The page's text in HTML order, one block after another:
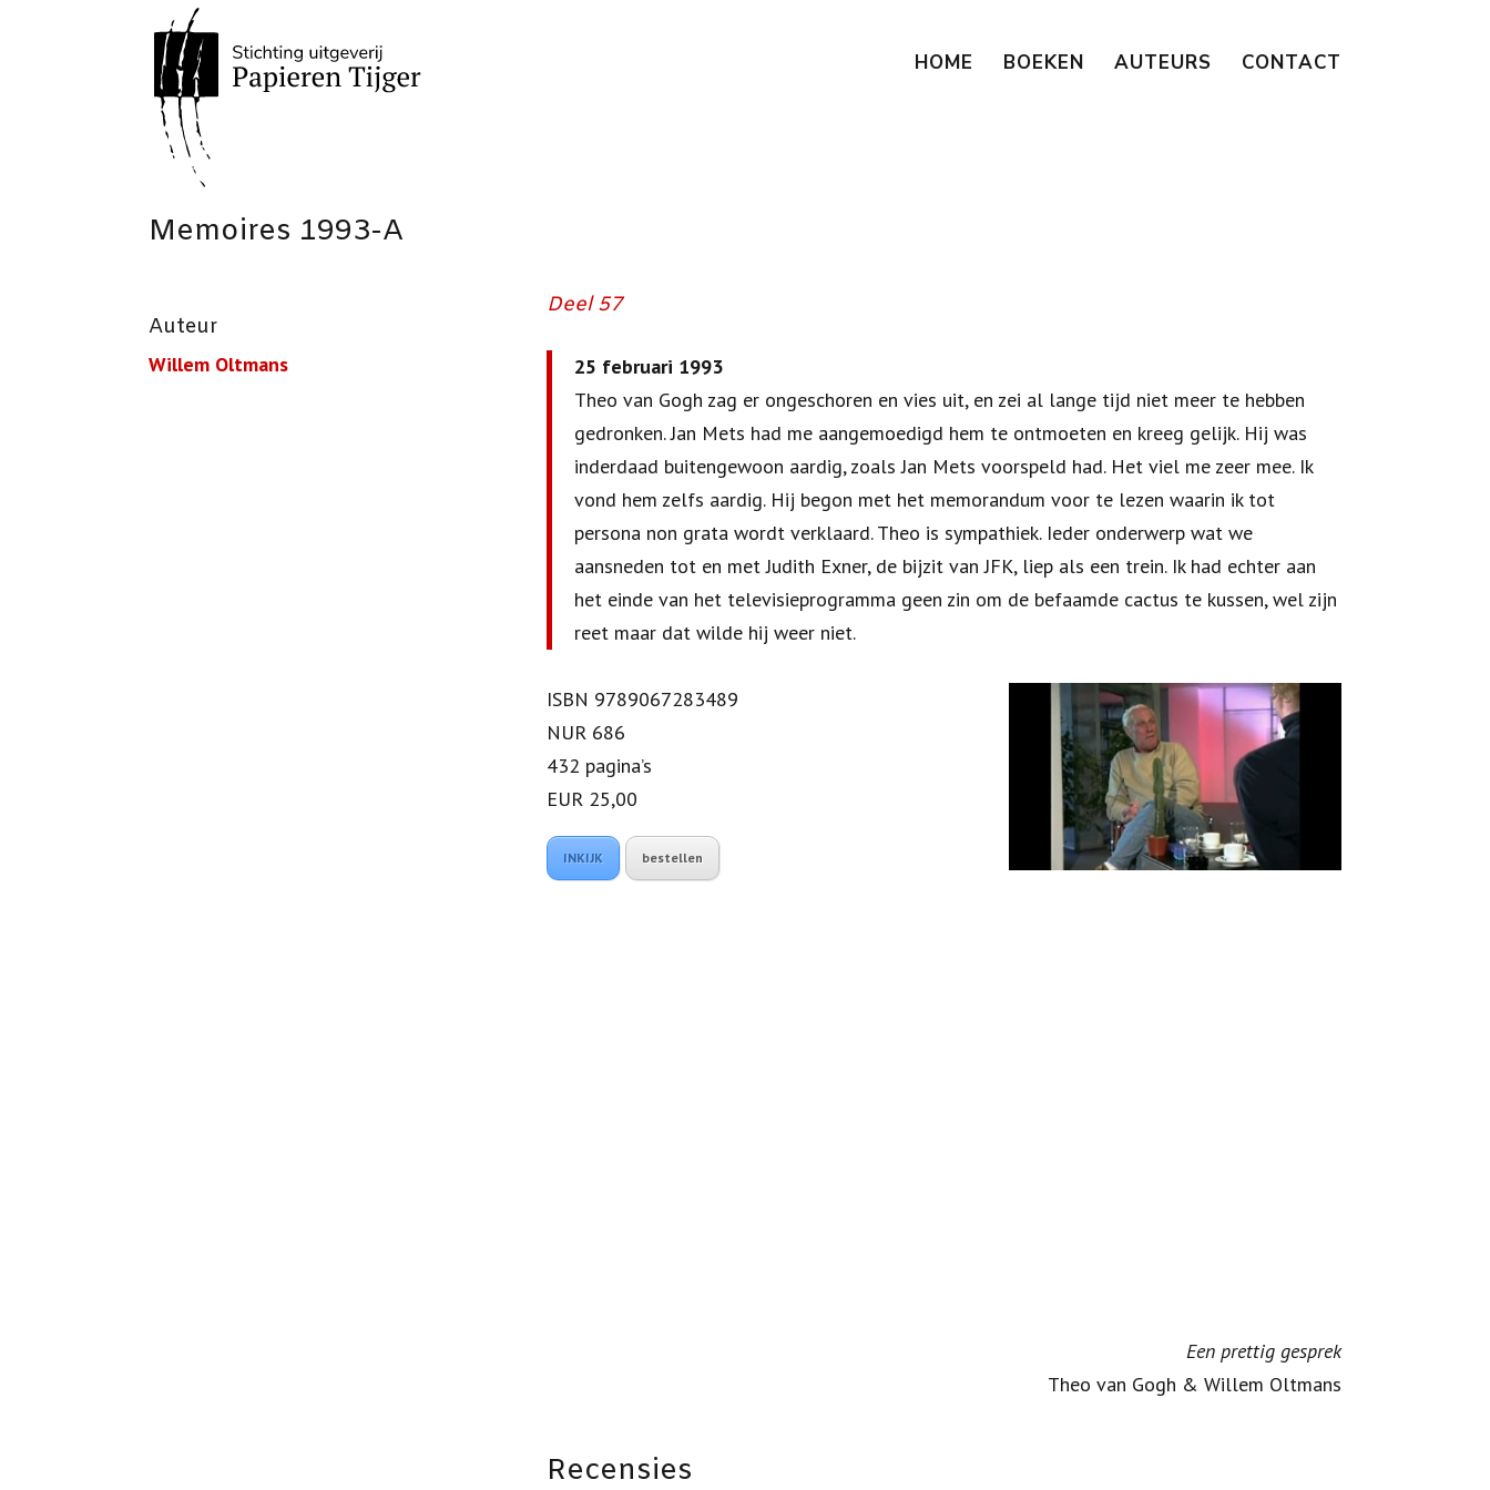
HOME BOEKEN AUTEURS CONTACT
Memoires 1993-A
Auteur
Willem Oltmans
Deel 57
25 februari 1993
Theo van Gogh zag er ongeschoren en vies uit, en zei al lange tijd niet meer te hebben
gedronken. Jan Mets had me aangemoedigd hem te ontmoeten en kreeg gelijk. Hij was
inderdaad buitengewoon aardig, zoals Jan Mets voorspeld had. Het viel me zeer mee. Ik
vond hem zelfs aardig. Hij begon met het memorandum voor te lezen waarin ik tot
persona non grata wordt verklaard. Theo is sympathiek. Ieder onderwerp wat we
aansneden tot en met Judith Exner, de bijzit van JFK, liep als een trein. Ik had echter aan
het einde van het televisieprogramma geen zin om de befaamde cactus te kussen, wel zijn
reet maar dat wilde hij weer niet.
ISBN 9789067283489
NUR 686
432 pagina’s
EUR 25,00
INKIJK bestellen
Een prettig gesprek
Theo van Gogh & Willem Oltmans
Recensies